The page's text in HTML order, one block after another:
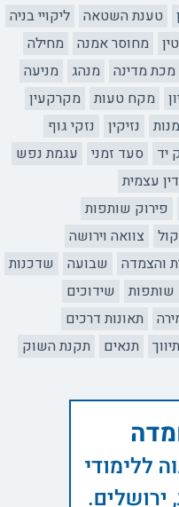
טענת השטאה
ליקויי בניה
מחוסר אמנה
מחילה
מכת מדינה מנהג
מניעה
מקח טעות
מקרקעין
נזיקין
נזקי גוף
יד סעד זמני
עגמת נפש
עצמית
פירוק שותפות
צוואה וירושה
והצמדה שבועה
שדכנות
שותפות
שידוכים
תאונות דרכים
תיווך תנאים
תקנת השוק